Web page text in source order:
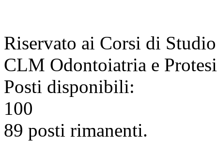
Riservato ai Corsi di
CLM Odontoiatria e
Posti disponibili:
100
89 posti rimanenti.